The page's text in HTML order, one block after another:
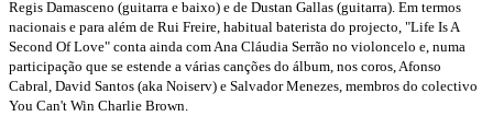
Regis Damasceno (guitarra e baixo) e de Dustan Gallas (guitarra). Em termos
nacionais e para além de Rui Freire, habitual baterista do projecto, "Life Is A
Second Of Love" conta ainda com Ana Cláudia Serrão no violoncelo e, numa
participação que se estende a várias canções do álbum, nos coros, Afonso
Cabral, David Santos (aka Noiserv) e Salvador Menezes, membros do colectivo
You Can't Win Charlie Brown.